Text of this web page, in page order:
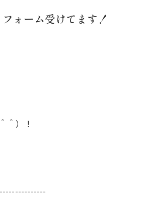
ォーム受けてます！
＾）！